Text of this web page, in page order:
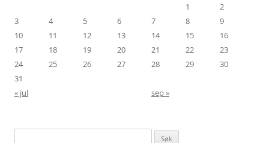
1
2
3
4 5 6 7 8
9
10
11 12 13 14 15
16
17
18 19 20 21 22
23
24
25 26 27 28 29
30
31
« jul
sep »